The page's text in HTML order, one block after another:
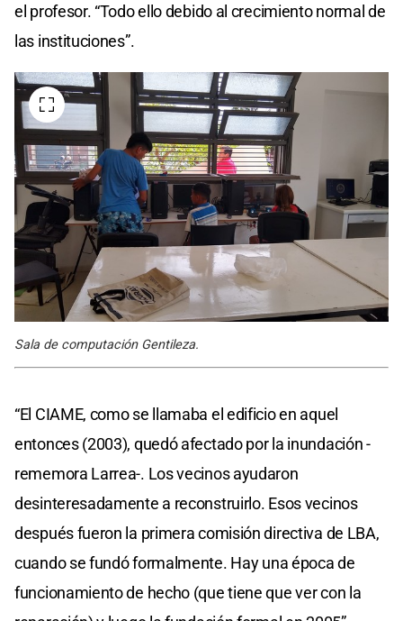
el profesor. “Todo ello debido al crecimiento normal de
las instituciones”.
Sala de computación Gentileza.
“El CIAME, como se llamaba el edificio en aquel
entonces (2003), quedó afectado por la inundación -
rememora Larrea-. Los vecinos ayudaron
desinteresadamente a reconstruirlo. Esos vecinos
después fueron la primera comisión directiva de LBA,
cuando se fundó formalmente. Hay una época de
funcionamiento de hecho (que tiene que ver con la